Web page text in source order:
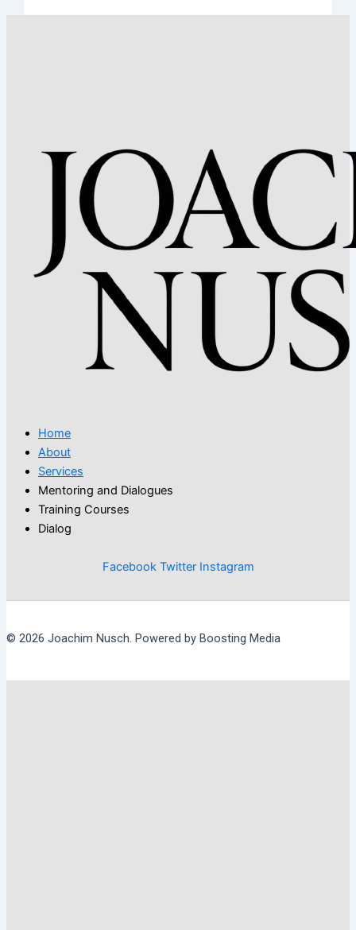
Home
About
Services
Mentoring and Dialogues
Training Courses
Dialog
Facebook Twitter Instagram
© 2026 Joachim Nusch. Powered by Boosting Media